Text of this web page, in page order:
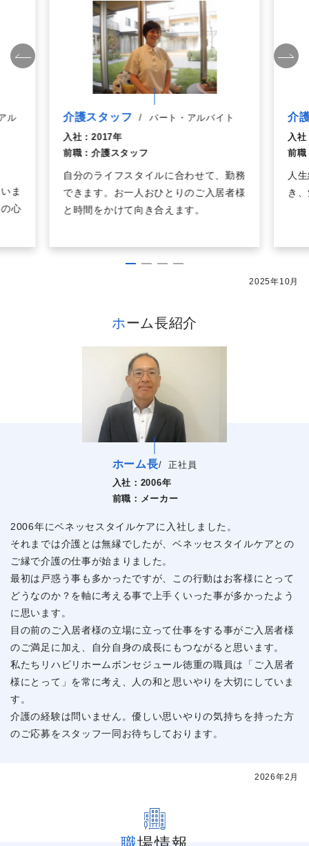
ル
ま
心
介護スタッフ /
パート・アルバイト
入社：2017年
前職：介護スタッフ
自分のライフスタイルに合わせて、勤務
できます。お一人おひとりのご入居者様
と時間をかけて向き合えます。
介
入社
前職
人
き
2025年10月
ホーム長紹介
ホーム長/
正社員
入社： 2006年
前職： メーカー
2006年にベネッセスタイルケアに入社しました。
それまでは介護とは無縁でしたが、ベネッセスタイルケアとの
ご縁で介護の仕事が始まりました。
最初は戸惑う事も多かったですが、この行動はお客様にとって
どうなのか？を軸に考える事で上手くいった事が多かったよう
に思います。
目の前のご入居者様の立場に立って仕事をする事がご入居者様
のご満足に加え、自分自身の成長にもつながると思います。
私たちリハビリホームボンセジュール徳重の職員は「ご入居者
様にとって」を常に考え、人の和と思いやりを大切にしていま
す。
介護の経験は問いません。優しい思いやりの気持ちを持った方
のご応募をスタッフ一同お待ちしております。
2026年2月